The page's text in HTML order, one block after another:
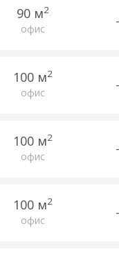
90 м2
офис
100 м2
офис
100 м2
офис
100 м2
офис